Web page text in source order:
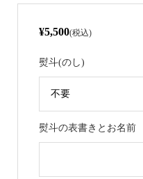
¥5,500(税込)
熨斗(のし)
熨斗の表書きとお